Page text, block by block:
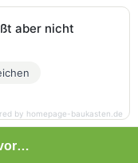
Der Weltkrieg war vor deiner Tür
aber nicht
by homepage-baukasten.de